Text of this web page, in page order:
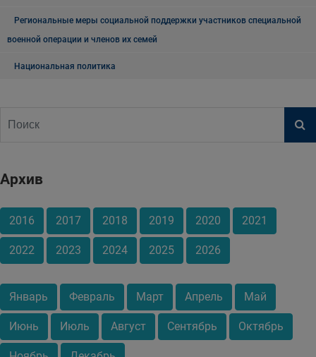
Региональные меры социальной поддержки участников специальной
военной операции и членов их семей
Национальная политика
Архив
2016 2017 2018 2019 2020 2021
2022 2023 2024 2025 2026
Январь Февраль Март Апрель Май
Июнь Июль Август Сентябрь Октябрь